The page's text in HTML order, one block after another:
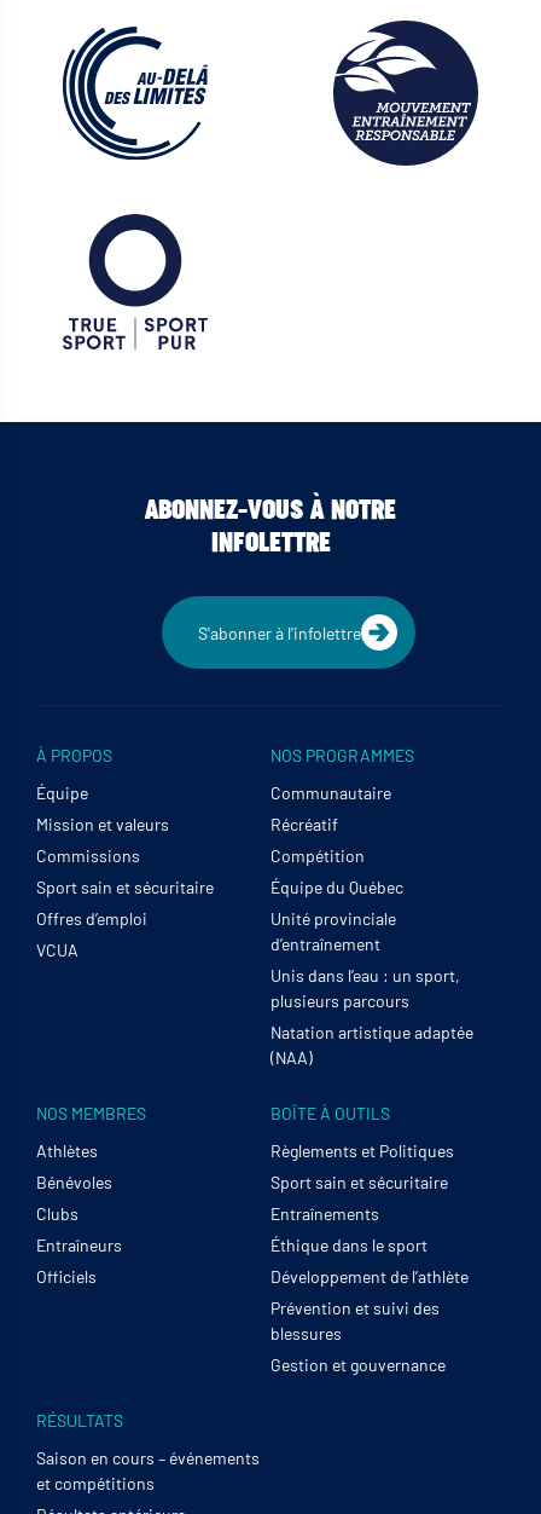
ABONNEZ-VOUS À NOTRE
INFOLETTRE
S'abonner à l'infolettre
À PROPOS
Équipe
Mission et valeurs
Commissions
Sport sain et sécuritaire
Offres d’emploi
VCUA
NOS PROGRAMMES
Communautaire
Récréatif
Compétition
Équipe du Québec
Unité provinciale
d’entraînement
Unis dans l’eau : un sport,
plusieurs parcours
Natation artistique adaptée
(NAA)
NOS MEMBRES
Athlètes
Bénévoles
Clubs
Entraîneurs
Officiels
BOÎTE À OUTILS
Règlements et Politiques
Sport sain et sécuritaire
Entraînements
Éthique dans le sport
Développement de l’athlète
Prévention et suivi des
blessures
Gestion et gouvernance
RÉSULTATS
Saison en cours – événements
et compétitions